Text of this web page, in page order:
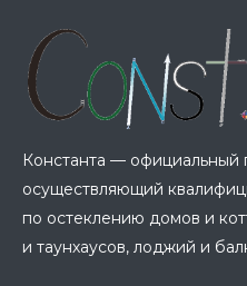
Константа — официальный
осуществляющий
по остеклению домов и
и таунхаусов, лоджий и